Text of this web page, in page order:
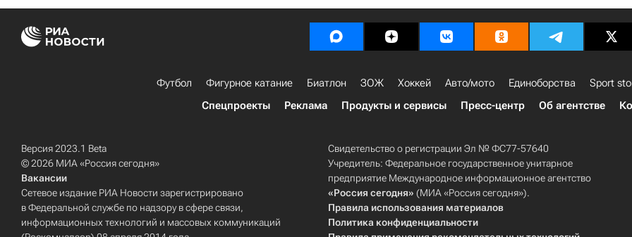
Футбол Фигурное катание Биатлон ЗОЖ Хоккей Авто/мото Единоборства Sport
Спецпроекты
Реклама Продукты и сервисы Пресс-центр Об агентстве
Версия 2023.1 Beta
© 2026 МИА «Россия сегодня»
Вакансии
Сетевое издание РИА Новости зарегистрировано
в Федеральной службе по надзору в сфере связи,
информационных технологий и массовых коммуникаций
Свидетельство о регистрации Эл № ФС77-57640
Учредитель: Федеральное государственное унитарное
предприятие Международное информационное агентство
«Россия сегодня» (МИА «Россия сегодня»).
Правила использования материалов
Политика конфиденциальности